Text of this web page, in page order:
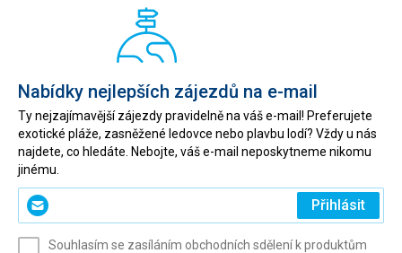
Nabídky nejlepších zájezdů na e-mail
Ty nejzajímavější zájezdy pravidelně na váš e-mail! Preferujete
exotické pláže, zasněžené ledovce nebo plavbu lodí? Vždy u nás
najdete, co hledáte. Nebojte, váš e-mail neposkytneme nikomu
jinému.
Zadejte
svůj
Přihlásit
Souhlasím se zasíláním obchodních sdělení k produktům